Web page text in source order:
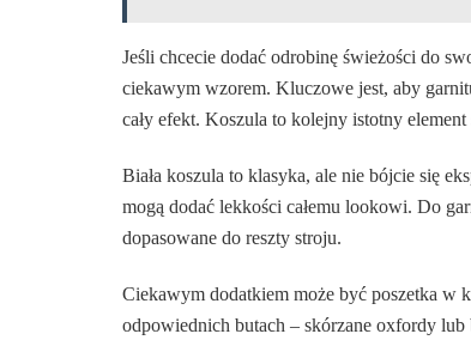
Jeśli chcecie dodać odrobinę świeżości do
ciekawym wzorem. Kluczowe jest, aby
cały efekt. Koszula to kolejny istotny
Biała koszula to klasyka, ale nie bójcie się
mogą dodać lekkości całemu lookowi. Do
dopasowane do reszty stroju.
Ciekawym dodatkiem może być poszetka w
odpowiednich butach – skórzane oxfordy